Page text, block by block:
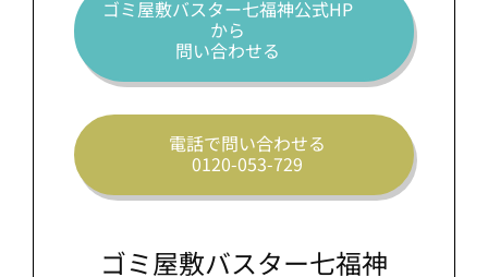
ゴミ屋敷バスター七福神公式HP
から
問い合わせる
電話で問い合わせる
0120-053-729
ゴミ屋敷バスター七福神